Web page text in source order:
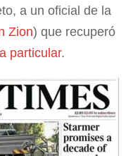
a un oficial de la
Zion) que recuperó
particular.